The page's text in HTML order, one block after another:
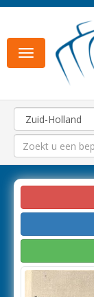
Toggle
navigation